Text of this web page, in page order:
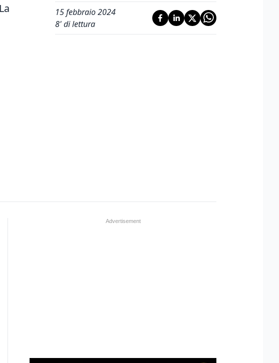
15 febbraio 2024
8' di lettura